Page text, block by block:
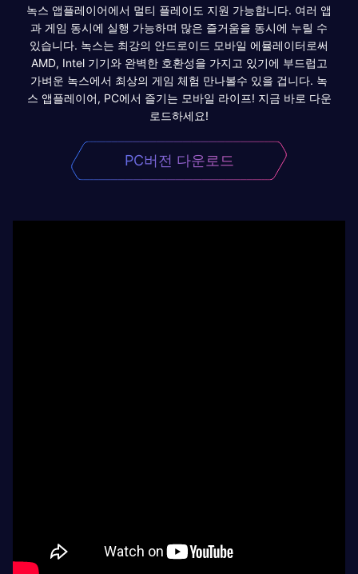
녹스 앱플레이어에서 멀티 플레이도 지원 가능합니다. 여러 앱
과 게임 동시에 실행 가능하며 많은 즐거움을 동시에 누릴 수
있습니다. 녹스는 최강의 안드로이드 모바일 에뮬레이터로써
AMD, Intel 기기와 완벽한 호환성을 가지고 있기에 부드럽고
가벼운 녹스에서 최상의 게임 체험 만나볼수 있을 겁니다. 녹
스 앱플레이어, PC에서 즐기는 모바일 라이프! 지금 바로 다운
로드하세요!
PC버전 다운로드